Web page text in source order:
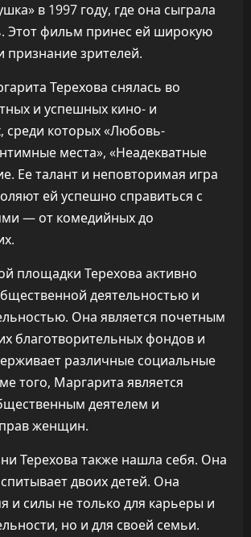
в 1997 году, где она сыграла
Этот фильм принес ей широкую
признание зрителей.
Терехова снялась во
и успешных кино- и
среди которых «Любовь-
места», «Неадекватные
Ее талант и неповторимая игра
ей успешно справиться с
— от комедийных до
площадки Терехова активно
деятельностью и
Она является почетным
благотворительных фондов и
различные социальные
того, Маргарита является
деятелем и
женщин.
Терехова также нашла себя. Она
двоих детей. Она
и силы не только для карьеры и
но и для своей семьи.